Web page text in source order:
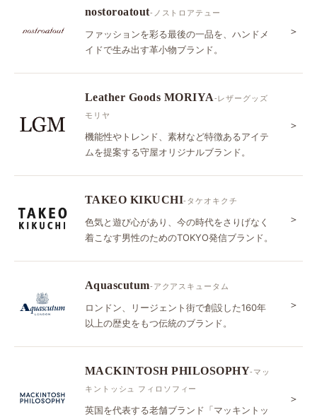
nostoroatout-ノストロアテュー
ファッションを彩る最後の一品を、ハンドメ
イドで生み出す革小物ブランド。
＞
Leather Goods MORIYA-レザーグッズ
モリヤ
機能性やトレンド、素材など特徴あるアイテ
ムを提案する守屋オリジナルブランド。
＞
TAKEO KIKUCHI-タケオキクチ
色気と遊び心があり、今の時代をさりげなく
着こなす男性のためのTOKYO発信ブランド。
＞
Aquascutum-アクアスキュータム
ロンドン、リージェント街で創設した160年
以上の歴史をもつ伝統のブランド。
＞
MACKINTOSH PHILOSOPHY-マッ
キントッシュ フィロソフィー
英国を代表する老舗ブランド「マッキントッ
＞